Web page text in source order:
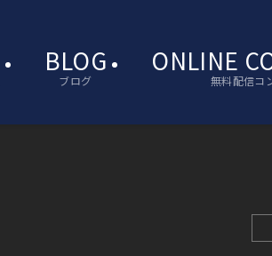
BLOG
ブログ
ONLINE
無料配信コ